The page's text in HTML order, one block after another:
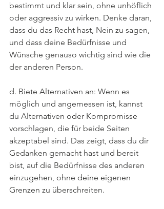
bestimmt und klar sein, ohne unhöflich
oder aggressiv zu wirken. Denke daran,
dass du das Recht hast, Nein zu sagen,
und dass deine Bedürfnisse und
Wünsche genauso wichtig sind wie die
der anderen Person.
d. Biete Alternativen an: Wenn es
möglich und angemessen ist, kannst
du Alternativen oder Kompromisse
vorschlagen, die für beide Seiten
akzeptabel sind. Das zeigt, dass du dir
Gedanken gemacht hast und bereit
bist, auf die Bedürfnisse des anderen
einzugehen, ohne deine eigenen
Grenzen zu überschreiten.